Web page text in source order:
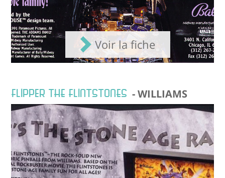
Voir la fiche
Flipper THE FLINTSTONES - WILLIAMS